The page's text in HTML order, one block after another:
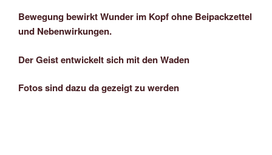
Bewegung bewirkt Wunder im Kopf ohne Beipackzettel
und Nebenwirkungen.
Der Geist entwickelt sich mit den Waden
Fotos sind dazu da gezeigt zu werden